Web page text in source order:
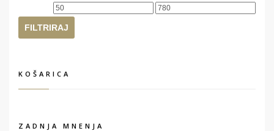
Min
cena
Max
FILTRIRAJ
KOŠARICA
ZADNJA MNENJA